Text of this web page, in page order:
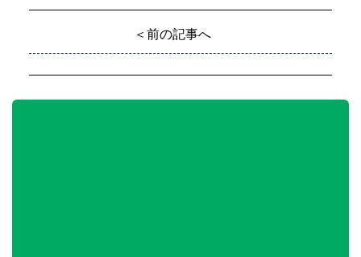
＜前の記事へ